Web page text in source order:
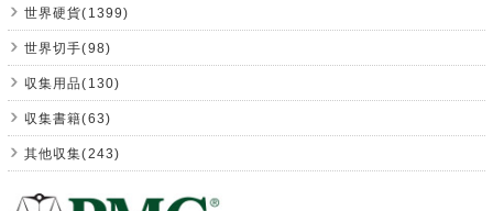
世界硬貨(1399)
世界切手(98)
収集用品(130)
収集書籍(63)
其他収集(243)